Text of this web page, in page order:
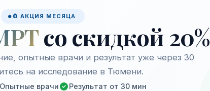
🧲 АКЦИЯ МЕСЯЦА
со скидкой 20%
опытные врачи и результат уже через 30
на исследование в Тюмени.
Опытные врачи Результат от 30 мин